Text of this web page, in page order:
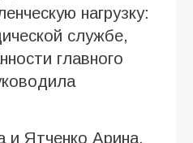
нагрузку:
службе,
главного
и Ятченко Арина,